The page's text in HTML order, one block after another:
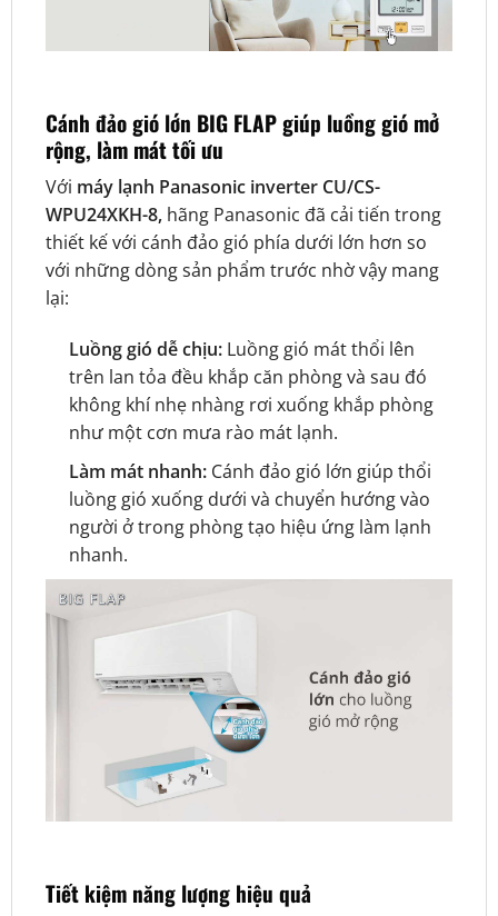
Cánh đảo gió lớn BIG FLAP giúp luồng gió mở
rộng, làm mát tối ưu
Với máy lạnh Panasonic inverter CU/CS-
WPU24XKH-8, hãng Panasonic đã cải tiến trong
thiết kế với cánh đảo gió phía dưới lớn hơn so
với những dòng sản phẩm trước nhờ vậy mang
lại:
Luồng gió dễ chịu: Luồng gió mát thổi lên
trên lan tỏa đều khắp căn phòng và sau đó
không khí nhẹ nhàng rơi xuống khắp phòng
như một cơn mưa rào mát lạnh.
Làm mát nhanh: Cánh đảo gió lớn giúp thổi
luồng gió xuống dưới và chuyển hướng vào
người ở trong phòng tạo hiệu ứng làm lạnh
nhanh.
Tiết kiệm năng lượng hiệu quả